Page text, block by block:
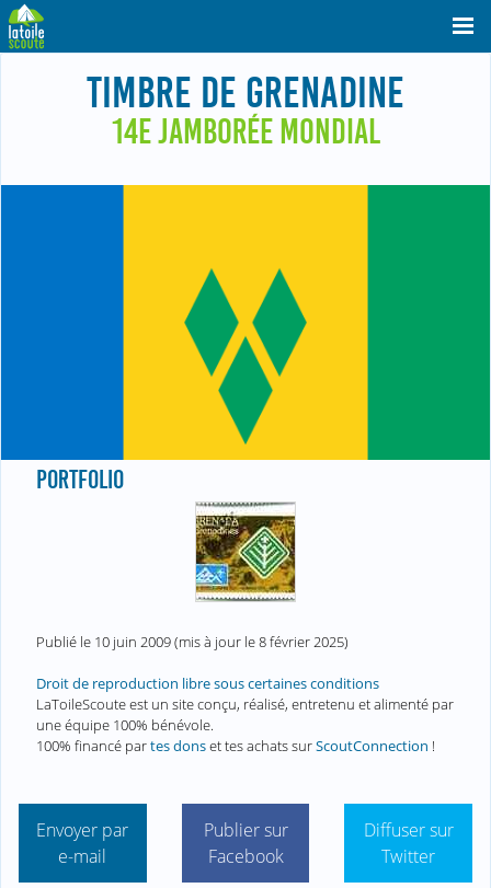
TIMBRE DE GRENADINE
14E JAMBORÉE MONDIAL
PORTFOLIO
Publié le 10 juin 2009(mis à jour le8 février 2025)
Droit de reproduction libre sous certaines conditions
LaToileScoute est un site conçu, réalisé, entretenu et alimenté par
une équipe 100% bénévole.
100% financé partes donset tes achats surScoutConnection !
Envoyer par
e-mail
Publier sur
Facebook
Diffuser sur
Twitter